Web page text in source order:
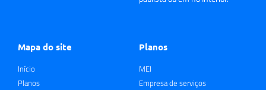
Mapa do site
Início
Planos
Planos
MEI
Empresa de serviços